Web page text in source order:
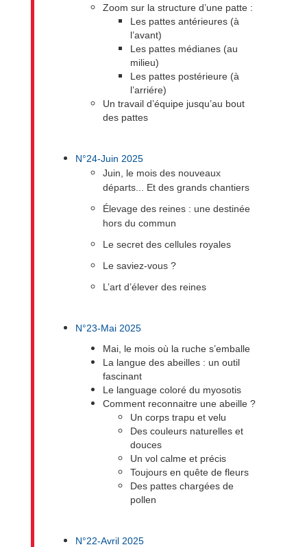
Zoom sur la structure d’une patte :
Les pattes antérieures (à
l’avant)
Les pattes médianes (au
milieu)
Les pattes postérieure (à
l’arriére)
Un travail d’équipe jusqu’au bout
des pattes
N°24-Juin 2025
Juin, le mois des nouveaux
départs... Et des grands chantiers
Élevage des reines : une destinée
hors du commun
Le secret des cellules royales
Le saviez-vous ?
L’art d’élever des reines
N°23-Mai 2025
Mai, le mois où la ruche s’emballe
La langue des abeilles : un outil
fascinant
Le language coloré du myosotis
Comment reconnaitre une abeille ?
Un corps trapu et velu
Des couleurs naturelles et
douces
Un vol calme et précis
Toujours en quête de fleurs
Des pattes chargées de
pollen
N°22-Avril 2025